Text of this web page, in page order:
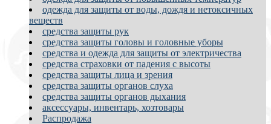
одежда для защиты от воды, дождя и нетоксичных
веществ
средства защиты рук
средства защиты головы и головные уборы
средства и одежда для защиты от электричества
средства страховки от падения с высоты
средства защиты лица и зрения
средства защиты органов слуха
средства защиты органов дыхания
аксессуары, инвентарь, хозтовары
Распродажа